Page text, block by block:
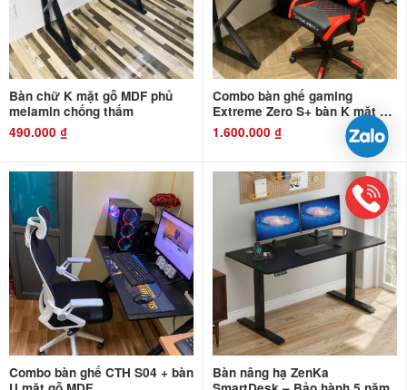
Bàn chữ K mặt gỗ MDF phủ
melamin chống thấm
490.000 ₫
Combo bàn ghế gaming
Extreme Zero S+ bàn K mặt gỗ
MDF
1.600.000 ₫
Combo bàn ghế CTH S04 + bàn
Bàn nâng hạ ZenKa